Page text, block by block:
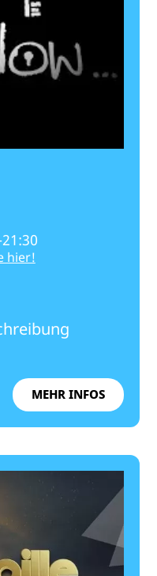
hier!
MEHR INFOS